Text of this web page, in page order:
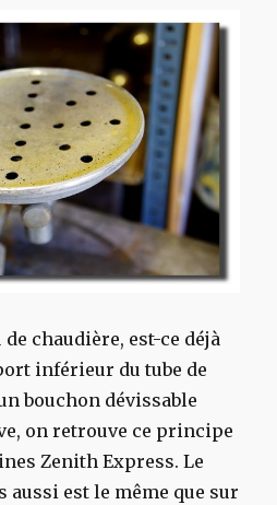
chaudière, est-ce déjà
inférieur du tube de
bouchon dévissable
on retrouve ce principe
Zenith Express. Le
aussi est le même que sur